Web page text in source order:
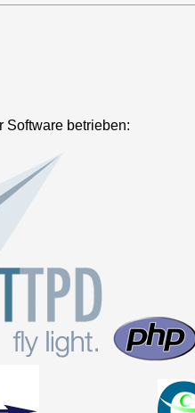
Software betrieben: